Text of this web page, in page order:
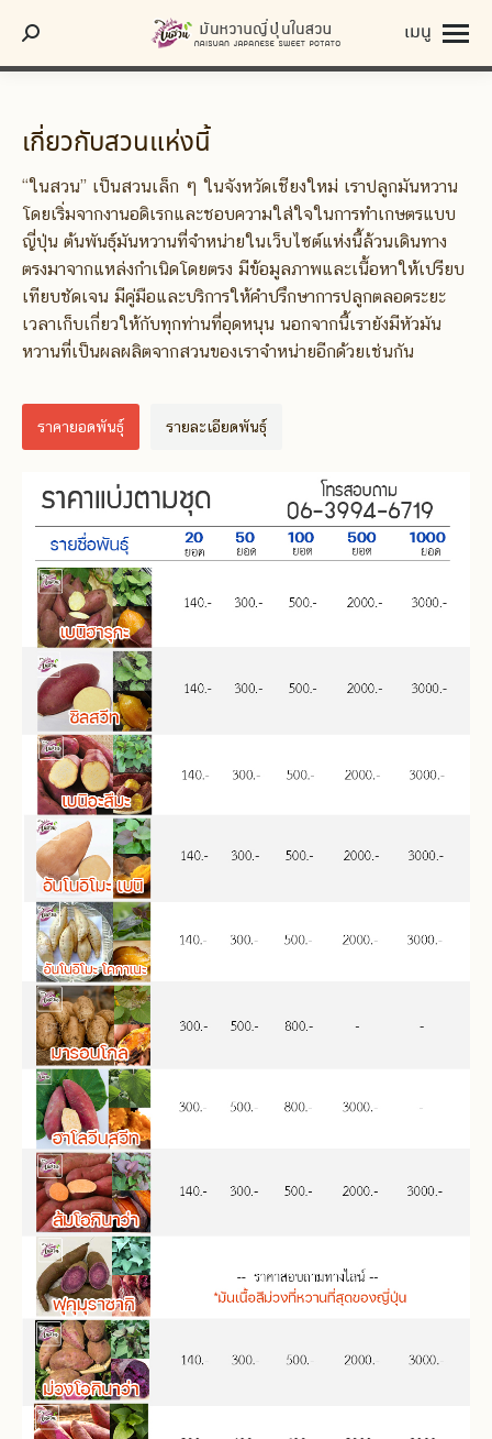
เมนู
Search:
เกี่ยวกับสวนแห่งนี้
“ในสวน” เป็นสวนเล็ก ๆ ในจังหวัดเชียงใหม่ เราปลูกมันหวาน
โดยเริ่มจากงานอดิเรกและชอบความใส่ใจในการทำเกษตรแบบ
ญี่ปุ่น ต้นพันธุ์มันหวานที่จำหน่ายในเว็บไซต์แห่งนี้ล้วนเดินทาง
ตรงมาจากแหล่งกำเนิดโดยตรง มีข้อมูลภาพและเนื้อหาให้เปรียบ
เทียบชัดเจน มีคู่มือและบริการให้คำปรึกษาการปลูกตลอดระยะ
เวลาเก็บเกี่ยวให้กับทุกท่านที่อุดหนุน นอกจากนี้เรายังมีหัวมัน
หวานที่เป็นผลผลิตจากสวนของเราจำหน่ายอีกด้วยเช่นกัน
ราคายอดพันธุ์ รายละเอียดพันธุ์